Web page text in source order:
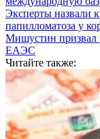
Эксперты назвали
папилломатоза у
Мишустин призвал
ЕАЭС
Читайте также: